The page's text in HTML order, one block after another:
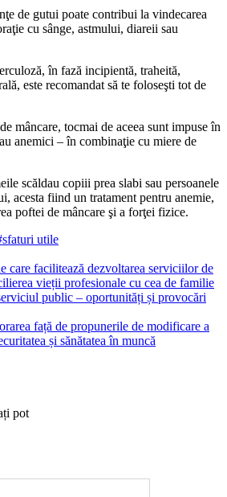
de gu­tui poate contribui la vindecarea
cu sânge, astmului, diareii sau
în fază incipientă, traheită,
este recomandat să te foloseşti tot de
mânca­re, tocmai de aceea sunt impuse în
anemici – în combinaţie cu miere de
scăldau copiii prea slabi sau persoanele
acesta fiind un tratament pentru anemie,
poftei de mâncare şi a forţei fizice.
utile
care facilitează dezvoltarea serviciilor de
vieții profesionale cu cea de familie
public – oportunități și provocări
față de propunerile de modificare a
și sănătatea în muncă
pot